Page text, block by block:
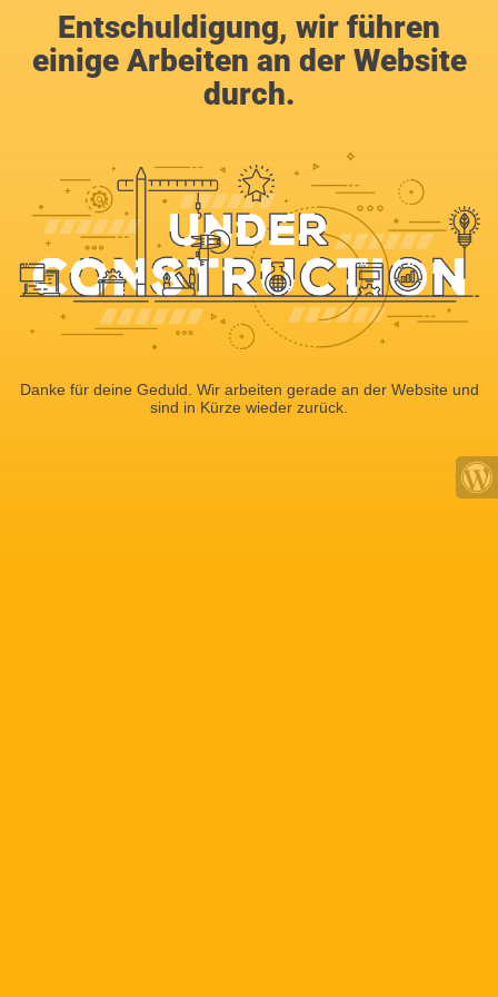
Entschuldigung, wir führen
einige Arbeiten an der Website
durch.
Danke für deine Geduld. Wir arbeiten gerade an der Website und
sind in Kürze wieder zurück.